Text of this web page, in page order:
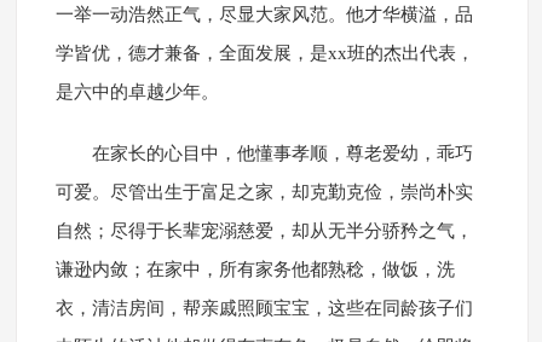
一举一动浩然正气，尽显大家风范。他才华横溢，品
学皆优，德才兼备，全面发展，是xx班的杰出代表，
是六中的卓越少年。
在家长的心目中，他懂事孝顺，尊老爱幼，乖巧
可爱。尽管出生于富足之家，却克勤克俭，崇尚朴实
自然；尽得于长辈宠溺慈爱，却从无半分骄矜之气，
谦逊内敛；在家中，所有家务他都熟稔，做饭，洗
衣，清洁房间，帮亲戚照顾宝宝，这些在同龄孩子们